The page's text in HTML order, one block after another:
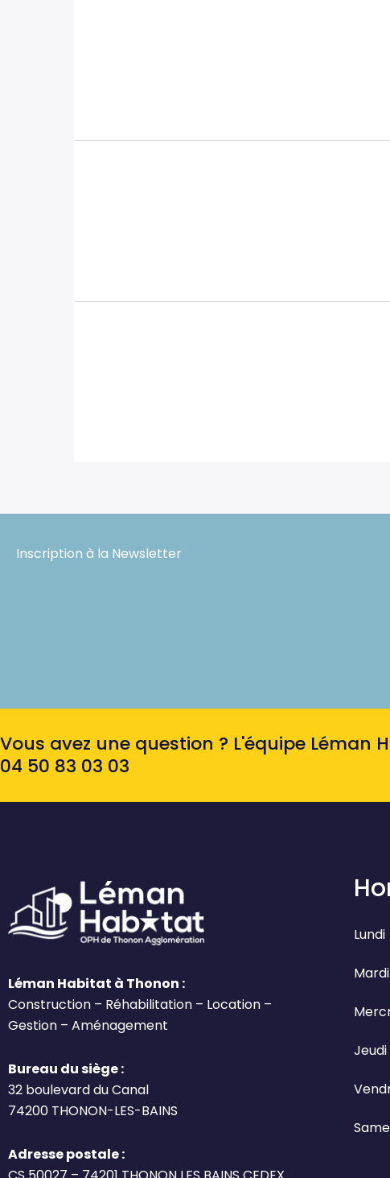
Inscription à la Newsletter
Vous avez une question ? L'équipe
04 50 83 03 03
Léman Habitat à Thonon :
Construction – Réhabilitation – Location –
Gestion – Aménagement
Bureau du siège :
32 boulevard du Canal
74200 THONON-LES-BAINS
Adresse postale :
Lundi
Mardi
Jeudi